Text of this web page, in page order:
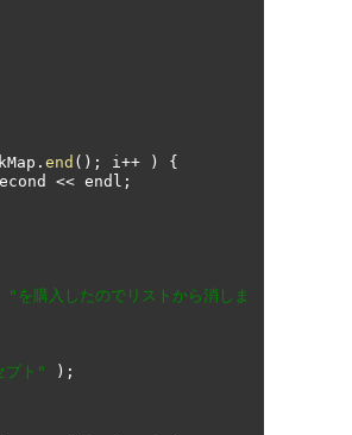
. end (); i++ )
{
<< endl ;
"を購入したのでリストから消しま
プト" );